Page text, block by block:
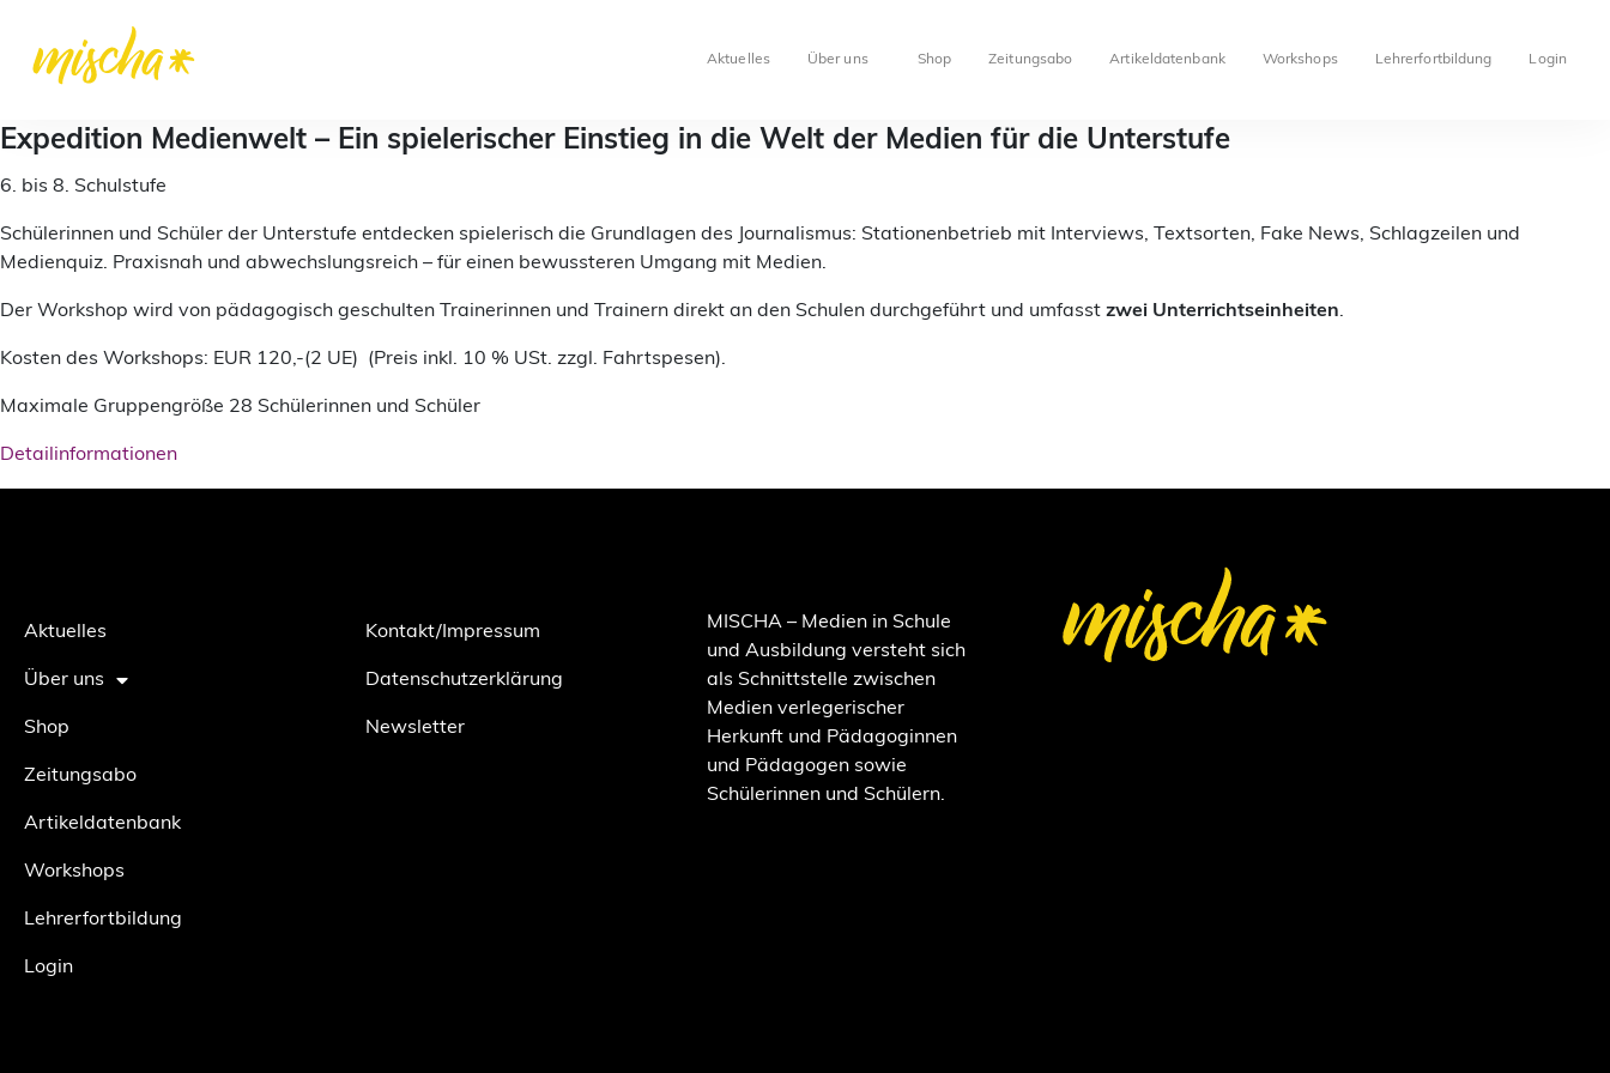
Aktuelles Über uns Shop Zeitungsabo Artikeldatenbank Workshops Lehrerfortbildung Login
Expedition Medienwelt – Ein spielerischer Einstieg in die Welt der Medien für die Unterstufe
6. bis 8. Schulstufe
Schülerinnen und Schüler der Unterstufe entdecken spielerisch die Grundlagen des Journalismus: Stationenbetrieb mit Interviews, Textsorten, Fake News, Schlagzeilen und
Medienquiz. Praxisnah und abwechslungsreich – für einen bewussteren Umgang mit Medien.
Der Workshop wird von pädagogisch geschulten Trainerinnen und Trainern direkt an den Schulen durchgeführt und umfasst zwei Unterrichtseinheiten.
Kosten des Workshops: EUR 120,-(2 UE) (Preis inkl. 10 % USt. zzgl. Fahrtspesen).
Maximale Gruppengröße 28 Schülerinnen und Schüler
Detailinformationen
Aktuelles
Über uns
Shop
Zeitungsabo
Artikeldatenbank
Workshops
Lehrerfortbildung
Login
Kontakt/Impressum
Datenschutzerklärung
Newsletter
MISCHA – Medien in Schule
und Ausbildung versteht sich
als Schnittstelle zwischen
Medien verlegerischer
Herkunft und Pädagoginnen
und Pädagogen sowie
Schülerinnen und Schülern.